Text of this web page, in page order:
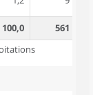
100,0 561